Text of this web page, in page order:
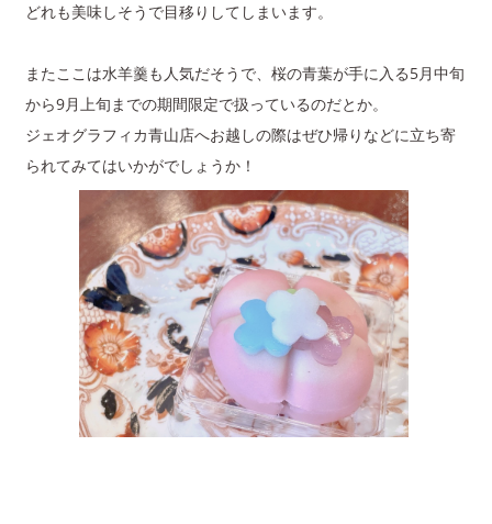
どれも美味しそうで目移りしてしまいます。
またここは水羊羹も人気だそうで、桜の青葉が手に入る5月中旬
から9月上旬までの期間限定で扱っているのだとか。
ジェオグラフィカ青山店へお越しの際はぜひ帰りなどに立ち寄
られてみてはいかがでしょうか！